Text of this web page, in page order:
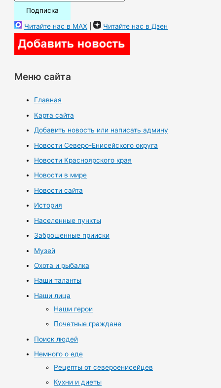
Читайте нас в MAX | Читайте нас в Дзен
Меню сайта
Главная
Карта сайта
Добавить новость или написать админу
Новости Северо-Енисейского округа
Новости Красноярского края
Новости в мире
Новости сайта
История
Населенные пункты
Заброшенные прииски
Музей
Охота и рыбалка
Наши таланты
Наши лица
Наши герои
Почетные граждане
Поиск людей
Немного о еде
Рецепты от североенисейцев
Кухни и диеты